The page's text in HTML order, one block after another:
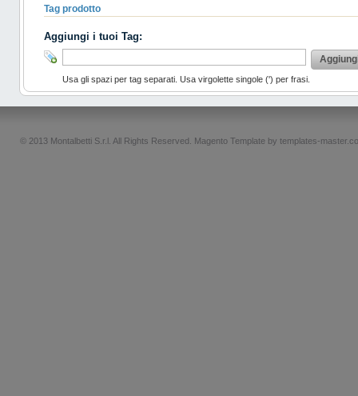
Tag prodotto
Aggiungi i tuoi Tag:
Usa gli spazi per tag separati. Usa virgolette singole (') per frasi.
© 2013 Montalbetti S.r.l. All Rights Reserved. Magento Template by templates-